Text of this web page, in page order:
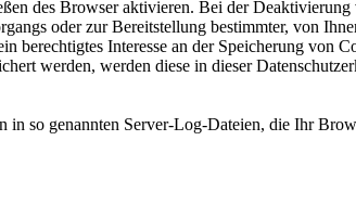
des Browser aktivieren. Bei der
oder zur Bereitstellung bestimmter, von
Interesse an der Speicherung von
werden, werden diese in dieser
so genannten Server-Log-Dateien, die Ihr